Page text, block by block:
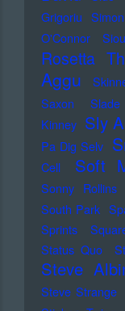
Grigoriu
O'Connor
Rosetta
Aggu
Saxon
Slade
Kinney Sly
Pa Dig Selv
Cell
Soft
Sonny Rollins
South Park
Sprints
Status Quo
Steve
Steve Strange